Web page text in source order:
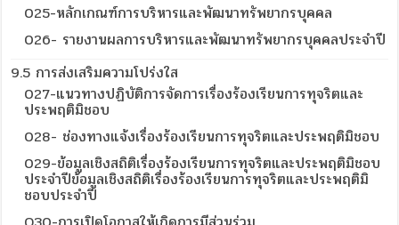
025-หลักเกณฑ์การบริหารและพัฒนาทรัพยากรบุคคล
026- รายงานผลการบริหารและพัฒนาทรัพยากรบุคคลประจำปี
9.5 การส่งเสริมความโปร่งใส
027-แนวทางปฏิบัติการจัดการเรื่องร้องเรียนการทุจริตและ
ประพฤติมิชอบ
028- ช่องทางแจ้งเรื่องร้องเรียนการทุจริตและประพฤติมิชอบ
029-ข้อมูลเชิงสถิติเรื่องร้องเรียนการทุจริตและประพฤติมิชอบ
ประจำปีข้อมูลเชิงสถิติเรื่องร้องเรียนการทุจริตและประพฤติมิ
ชอบประจำปี